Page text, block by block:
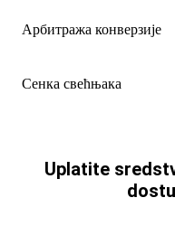
Арбитража конверзије
Сенка свећњака
Uplatite